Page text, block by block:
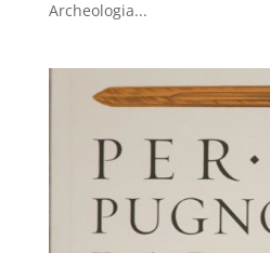
Archeologia...